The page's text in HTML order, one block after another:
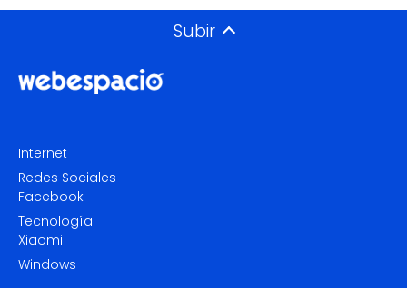
Subir
Internet
Redes Sociales
Facebook
Tecnología
Xiaomi
Windows